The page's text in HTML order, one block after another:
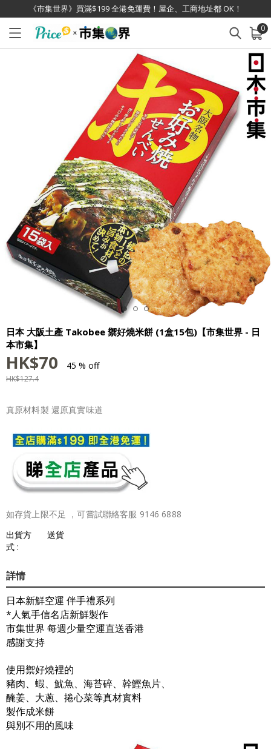
《市集世界》買滿$199 全港免運費！屋企、工商地址都 OK！
0
已加入購物車 查看
日本 大阪土產 Takobee 禦好燒米餅 (1盒15包)【市集世界 - 日
本市集】
HK$70 45 % off
HK$127.4
真原材料製 還原真實味道
如存貨上限不足 ，可嘗試聯絡客服 9146 6888
出貨方
式 :
送貨
詳情
日本新鮮空運 伴手禮系列
*人氣手信名店新鮮製作
市集世界 每週少量空運直送香港
感謝支持
使用禦好燒裡的
豬肉、蝦、魷魚、海苔碎、幹鰹魚片、
醃姜、大蔥、捲心菜等真材實料
製作成米餅
與別不用的風味